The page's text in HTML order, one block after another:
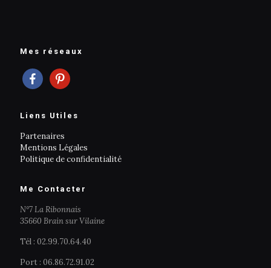
Mes réseaux
facebookpinterest
Liens Utiles
Partenaires
Mentions Légales
Politique de confidentialité
Me Contacter
N°7 La Ribonnais
35660 Brain sur Vilaine
Tél : 02.99.70.64.40
Port : 06.86.72.91.02